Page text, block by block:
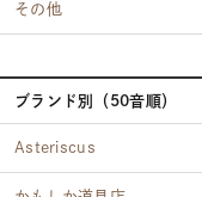
その他
ブランド別（50音順）
Asteriscus